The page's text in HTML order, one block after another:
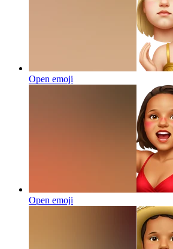
Open emoji
Open emoji